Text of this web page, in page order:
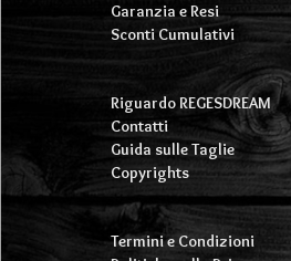
Garanzia e Resi
Sconti Cumulativi
Riguardo REGESDREAM
Contatti
Guida sulle Taglie
Copyrights
Termini e Condizioni